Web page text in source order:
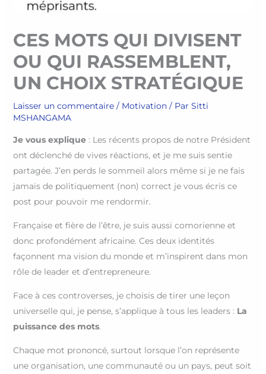
CES MOTS QUI DIVISENT
OU QUI RASSEMBLENT,
UN CHOIX STRATÉGIQUE
Laisser un commentaire / Motivation/ Par Sitti
MSHANGAMA
Je vous explique: Les récents propos de notre Président
ont déclenché de vives réactions, et je me suis sentie
partagée. J’en perds le sommeil alors même si je ne fais
jamais de politiquement (non) correct je vous écris ce
post pour pouvoir me rendormir.
Française et fière de l’être, je suis aussi comorienne et
donc profondément africaine. Ces deux identités
façonnent ma vision du monde et m’inspirent dans mon
rôle de leader et d’entrepreneure.
Face à ces controverses, je choisis de tirer une leçon
universelle qui, je pense, s’applique à tous les leaders : La
puissance des mots.
Chaque mot prononcé, surtout lorsque l’on représente
une organisation, une communauté ou un pays, peut soit